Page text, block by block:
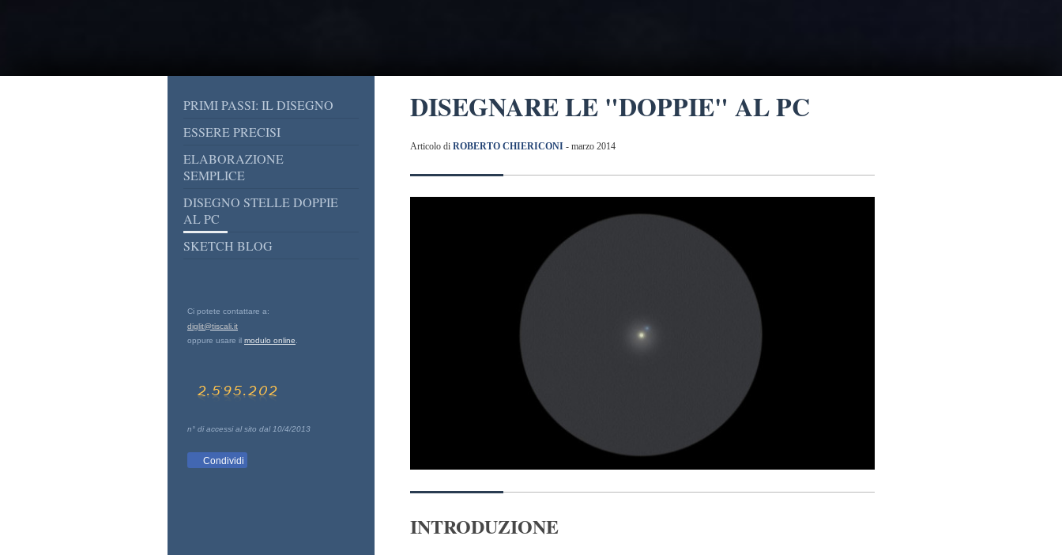
DISEGNARE LE "DOPPIE" AL PC
Articolo di ROBERTO CHIERICONI - marzo 2014
INTRODUZIONE
PRIMI PASSI: IL DISEGNO
ESSERE PRECISI
ELABORAZIONE
SEMPLICE
DISEGNO STELLE DOPPIE
AL PC
SKETCH BLOG
Ci potete contattare a:
diglit@tiscali.it
oppure usare il modulo online
n° di accessi al sito dal 10/4/2013
Condividi